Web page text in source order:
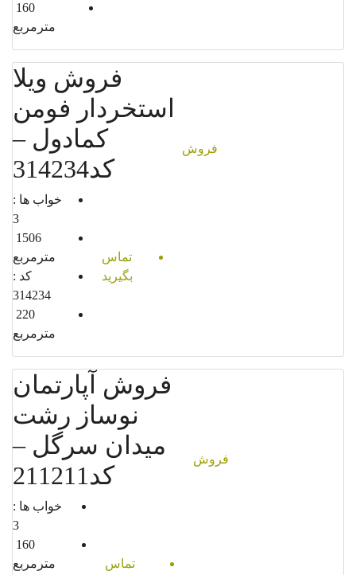
160
مترمربع
فروش
فروش ویلا
استخردار فومن
کمادول –
کد314234
تماس
بگیرید
خواب ها :
1506
مترمربع
کد :
314234
220
مترمربع
فروش
فروش آپارتمان
نوساز رشت
میدان سرگل –
کد211211
تماس
خواب ها :
160
مترمربع